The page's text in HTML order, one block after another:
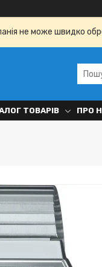
не може швидко
ТОВАРІВ ПРО